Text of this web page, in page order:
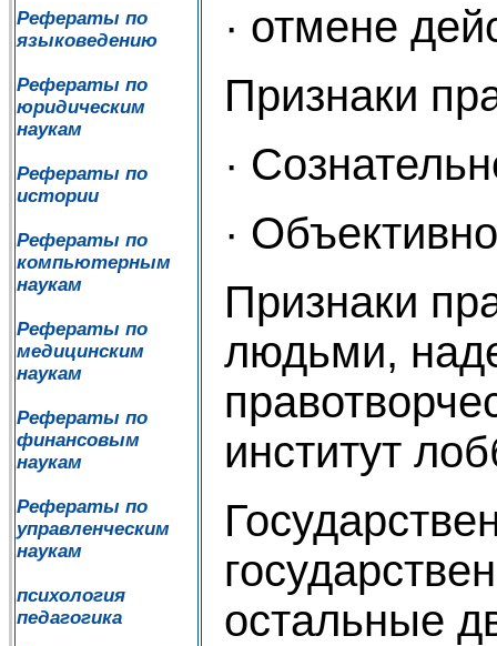
Рефераты по
языковедению
Рефераты по
юридическим
наукам
Рефераты по
истории
Рефераты по
компьютерным
наукам
Рефераты по
медицинским
наукам
Рефераты по
финансовым
наукам
Рефераты по
управленческим
наукам
психология
педагогика
· отмене
Признаки
·
·
Признаки
людьми,
институт
остальные